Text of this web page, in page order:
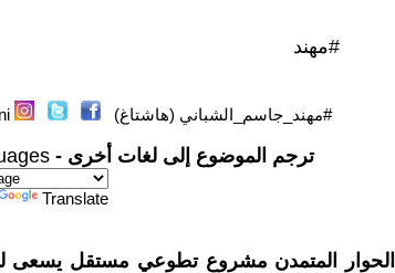
#مهند
#مهند_جاسم_الشباني (هاشتاغ)
ترجم الموضوع إلى لغات أخرى -
Translate
الحوار المتمدن مشروع تطوعي مستقل يسعى